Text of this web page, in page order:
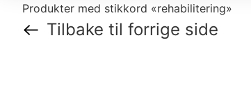
Produkter med stikkord «rehabilitering»
Tilbake til forrige side